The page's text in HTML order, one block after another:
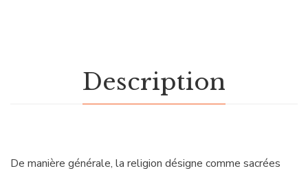
Description
De manière générale, la religion désigne comme sacrées